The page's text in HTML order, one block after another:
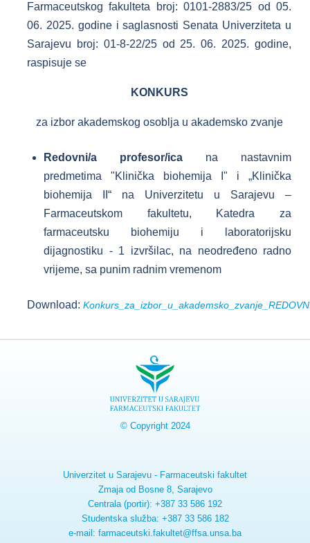
Farmaceutskog fakulteta broj: 0101-2883/25 od 05.
06. 2025. godine i saglasnosti Senata Univerziteta u
Sarajevu broj: 01-8-22/25 od 25. 06. 2025. godine,
raspisuje se
KONKURS
za izbor akademskog osoblja u akademsko zvanje
Redovni/a profesor/ica na nastavnim
predmetima "Klinička biohemija I" i „Klinička
biohemija II“ na Univerzitetu u Sarajevu –
Farmaceutskom fakultetu, Katedra za
farmaceutsku biohemiju i laboratorijsku
dijagnostiku - 1 izvršilac, na neodređeno radno
vrijeme, sa punim radnim vremenom
Download:
© Copyright 2024
Univerzitet u Sarajevu - Farmaceutski fakultet
Zmaja od Bosne 8, Sarajevo
Centrala (portir): +387 33 586 192
Studentska služba: +387 33 586 182
e-mail: farmaceutski.fakultet@ffsa.unsa.ba